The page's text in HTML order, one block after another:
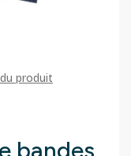
produit